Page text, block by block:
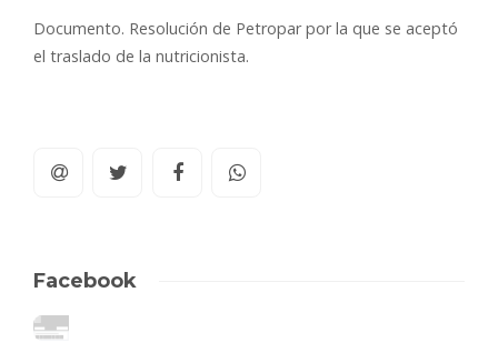
Documento. Resolución de Petropar por la que se aceptó
el traslado de la nutricionista.
Facebook